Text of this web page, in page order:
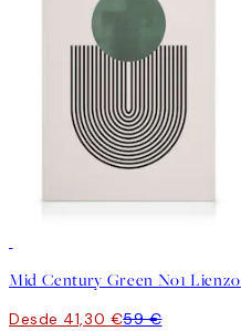
Mid Century Green No1 Lienzo
Desde 41,30 €59 €